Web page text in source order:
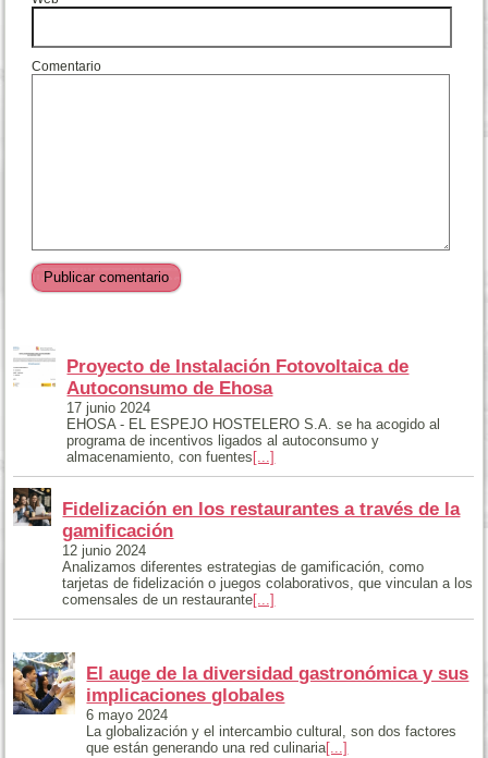
Comentario
Proyecto de Instalación Fotovoltaica de
Autoconsumo de Ehosa
17 junio 2024
EHOSA - EL ESPEJO HOSTELERO S.A. se ha acogido al
programa de incentivos ligados al autoconsumo y
almacenamiento, con fuentes[...]
Fidelización en los restaurantes a través de la
gamificación
12 junio 2024
Analizamos diferentes estrategias de gamificación, como
tarjetas de fidelización o juegos colaborativos, que vinculan a los
comensales de un restaurante[...]
El auge de la diversidad gastronómica y sus
implicaciones globales
6 mayo 2024
La globalización y el intercambio cultural, son dos factores
que están generando una red culinaria[...]